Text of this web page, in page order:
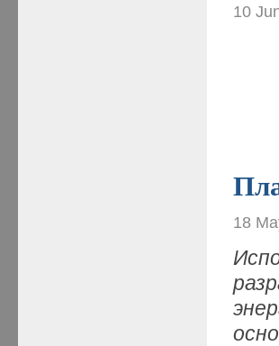
10
18